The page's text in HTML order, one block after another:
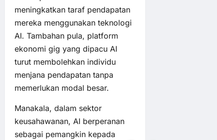
meningkatkan taraf pendapatan
mereka menggunakan teknologi
AI. Tambahan pula, platform
ekonomi gig yang dipacu AI
turut membolehkan individu
menjana pendapatan tanpa
memerlukan modal besar.
Manakala, dalam sektor
keusahawanan, AI berperanan
sebagai pemangkin kepada